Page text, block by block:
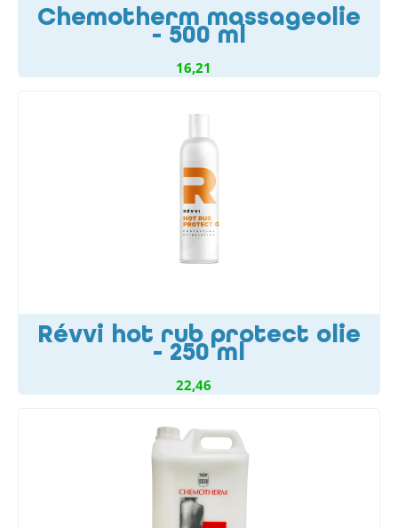
Chemotherm massageolie
- 500 ml
16,21
Révvi hot rub protect olie
- 250 ml
22,46